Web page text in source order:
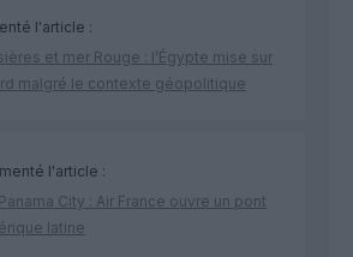
l'article :
et mer Rouge : l’Égypte mise sur
malgré le contexte géopolitique
l'article :
City : Air France ouvre un pont
latine